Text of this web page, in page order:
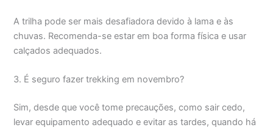
A trilha pode ser mais desafiadora devido à lama e às
chuvas. Recomenda-se estar em boa forma física e usar
calçados adequados.
3. É seguro fazer trekking em novembro?
Sim, desde que você tome precauções, como sair cedo,
levar equipamento adequado e evitar as tardes, quando há